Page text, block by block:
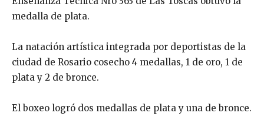
medalla de plata.
La natación artística integrada por deportistas de la
ciudad de Rosario cosecho 4 medallas, 1 de oro, 1 de
plata y 2 de bronce.
El boxeo logró dos medallas de plata y una de bronce.